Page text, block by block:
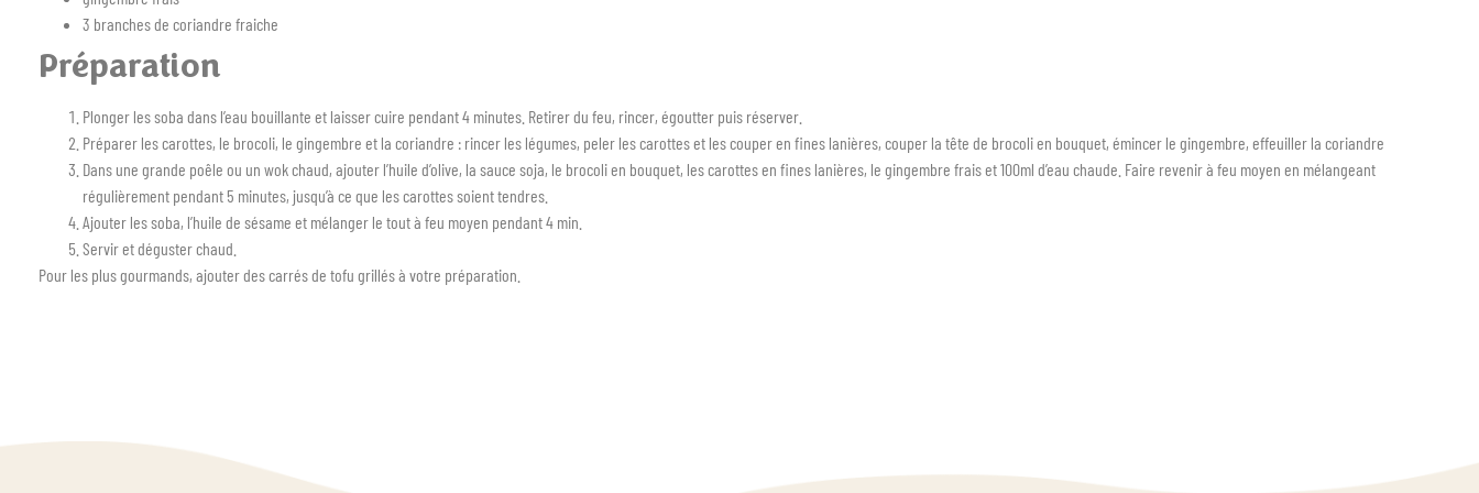
3 branches de coriandre fraiche
Préparation
Plonger les soba dans l’eau bouillante et laisser cuire pendant 4 minutes. Retirer du feu, rincer, égoutter puis réserver.
Préparer les carottes, le brocoli, le gingembre et la coriandre : rincer les légumes, peler les carottes et les couper en fines lanières, couper la tête de brocoli en bouquet, émincer le gingembre, effeuiller la coriandre
Dans une grande poêle ou un wok chaud, ajouter l’huile d’olive, la sauce soja, le brocoli en bouquet, les carottes en fines lanières, le gingembre frais et 100ml d’eau chaude. Faire revenir à feu moyen en mélangeant
régulièrement pendant 5 minutes, jusqu’à ce que les carottes soient tendres.
Ajouter les soba, l’huile de sésame et mélanger le tout à feu moyen pendant 4 min.
Servir et déguster chaud.
Pour les plus gourmands, ajouter des carrés de tofu grillés à votre préparation.